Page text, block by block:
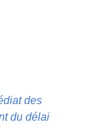
des
du délai